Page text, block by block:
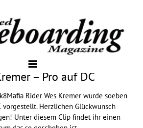
– Pro auf DC
Rider Wes Kremer wurde soeben
vorgestellt. Herzlichen Glückwunsch
Unter diesem Clip findet ihr einen